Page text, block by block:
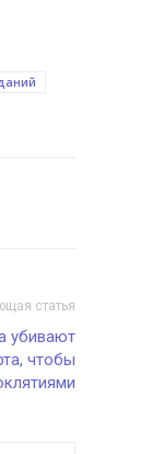
статья
убивают
чтобы